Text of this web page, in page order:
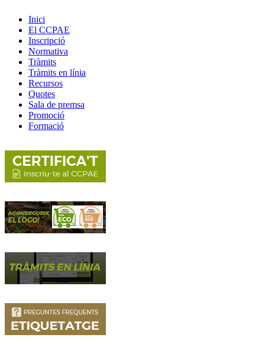
Inici
El CCPAE
Inscripció
Normativa
Tràmits
Tràmits en línia
Recursos
Quotes
Sala de premsa
Promoció
Formació